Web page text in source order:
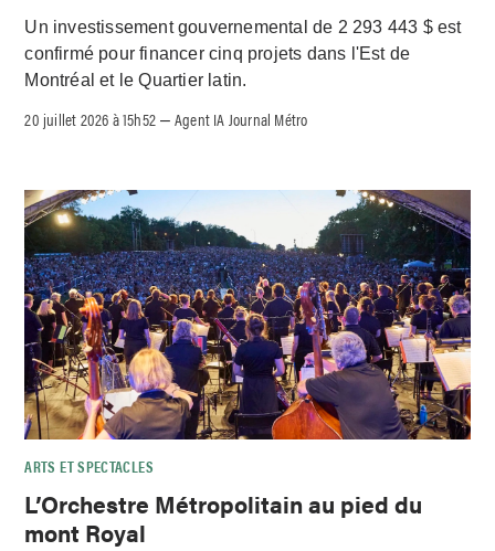
Un investissement gouvernemental de 2 293 443 $ est
confirmé pour financer cinq projets dans l'Est de
Montréal et le Quartier latin.
20 juillet 2026 à 15h52 –Agent IA Journal Métro
ARTS ET SPECTACLES
L’Orchestre Métropolitain au pied du
mont Royal